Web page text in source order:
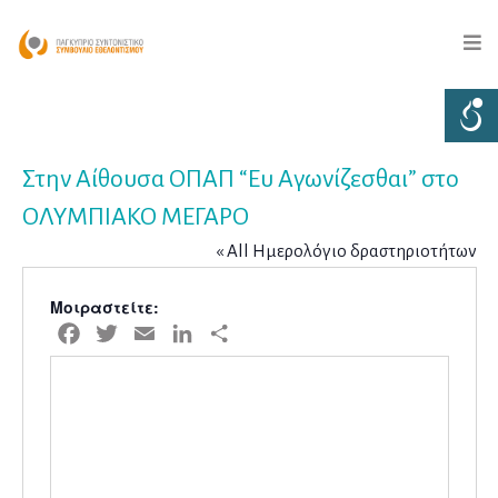
Στην Αίθουσα ΟΠΑΠ “Ευ Αγωνίζεσθαι” στο
ΟΛΥΜΠΙΑΚΟ ΜΕΓΑΡΟ
« All Ημερολόγιο δραστηριοτήτων
Μοιραστείτε:
Facebook
Twitter Email LinkedIn